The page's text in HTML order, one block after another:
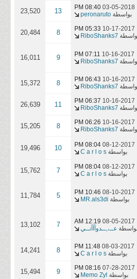
03-05-2018
08:40 PM
بواسطة peronaruto
13
23,520
10-17-2017
05:33 PM
RiboShanks7
8
20,484
10-16-2017
07:11 PM
RiboShanks7
9
16,011
10-16-2017
06:43 PM
RiboShanks7
8
15,372
10-16-2017
06:37 PM
RiboShanks7
11
26,639
10-16-2017
06:26 PM
RiboShanks7
8
15,205
08-12-2017
08:04 PM
بواسطة C a r l o s
10
19,496
08-12-2017
08:04 PM
بواسطة C a r l o s
7
15,762
08-10-2017
10:46 PM
بواسطة MR.als3di
5
11,784
08-05-2017
12:19 AM
عــ،,ــدوآآآنــي 7
13,102
08-03-2017
11:48 PM
بواسطة C a r l o s
8
14,241
07-28-2017
08:16 PM
بواسطة Memo Zyl
9
15,494